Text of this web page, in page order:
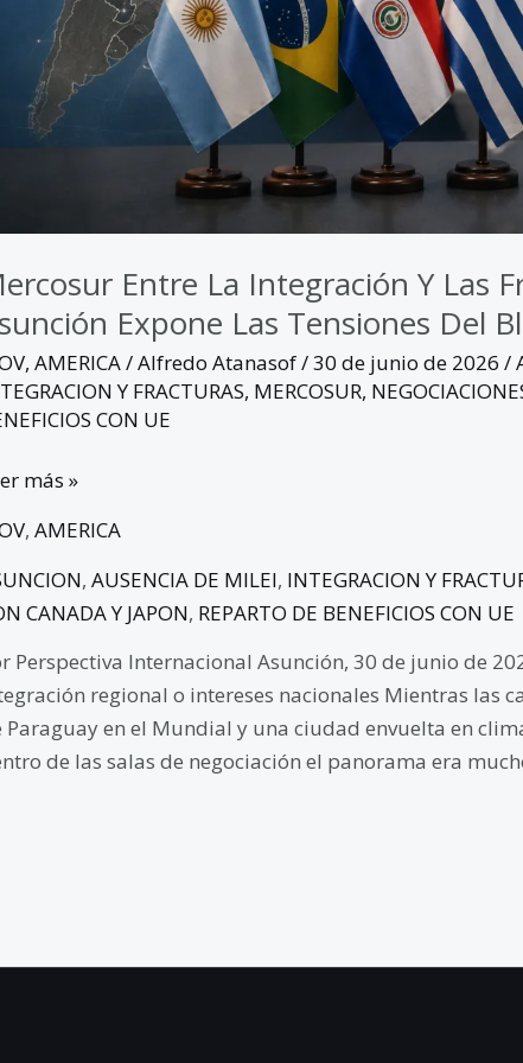
Entre La Integración Y Las
Expone Las Tensiones Del
, AMERICA/Alfredo Atanasof/30 de junio de 2026 /
Y FRACTURAS, MERCOSUR,
CON UE
más »
, AMERICA
, AUSENCIA DE MILEI, INTEGRACION Y
CANADA Y JAPON, REPARTO DE BENEFICIOS CON UE
Perspectiva Internacional Asunción, 30 de junio de
regional o intereses nacionales Mientras las
Paraguay en el Mundial y una ciudad envuelta en
de las salas de negociación el panorama era